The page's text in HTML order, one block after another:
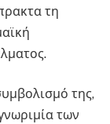
τη
της,
των